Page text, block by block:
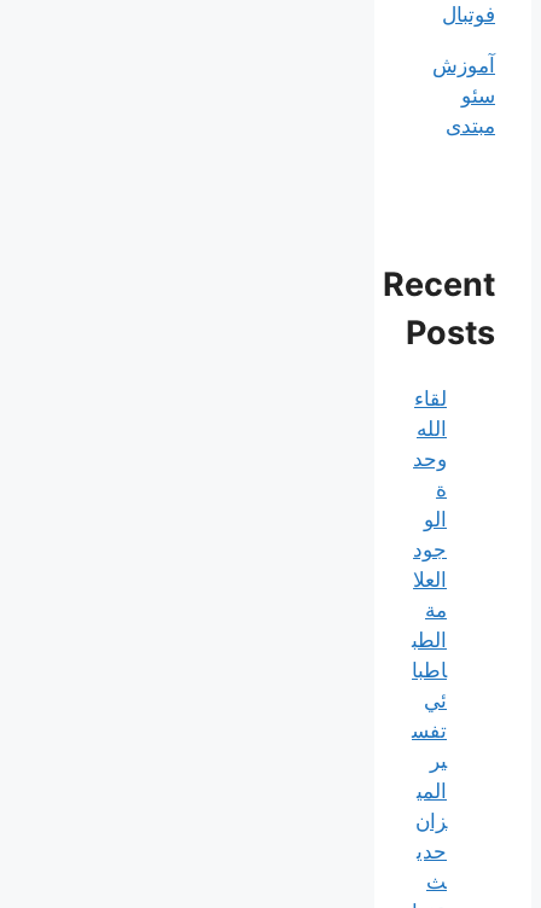
فوتبال
آموزش
سئو
مبتدی
Recent
Posts
لقاء
الله
وحد
الو
جود
العلا
مة
الطب
اطبا
ئي
تفس
ير
المي
زان
حدي
ث